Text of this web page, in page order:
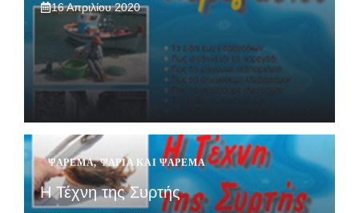
16 Απριλίου 2020
ΨΆΡΕΜΑ,ΨΆΡΙΑ ΚΑΙ ΨΆΡΕΜΑ
Η Τέχνη της Συρτής